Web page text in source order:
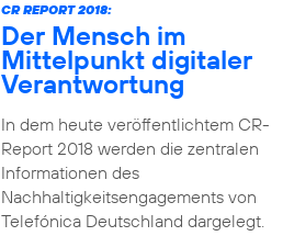
CR REPORT 2018:
Der Mensch im
Mittelpunkt digitaler
Verantwortung
In dem heute veröffentlichtem CR-
Report 2018 werden die zentralen
Informationen des
Nachhaltigkeitsengagements von
Telefónica Deutschland dargelegt.